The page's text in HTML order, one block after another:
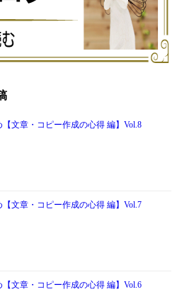
【文章・コピー作成の心得 編】Vol.8
【文章・コピー作成の心得 編】Vol.7
【文章・コピー作成の心得 編】Vol.6